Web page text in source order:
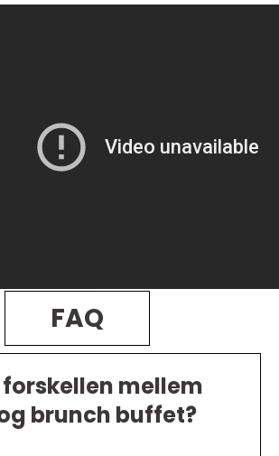
FAQ
mellem
brunch buffet?